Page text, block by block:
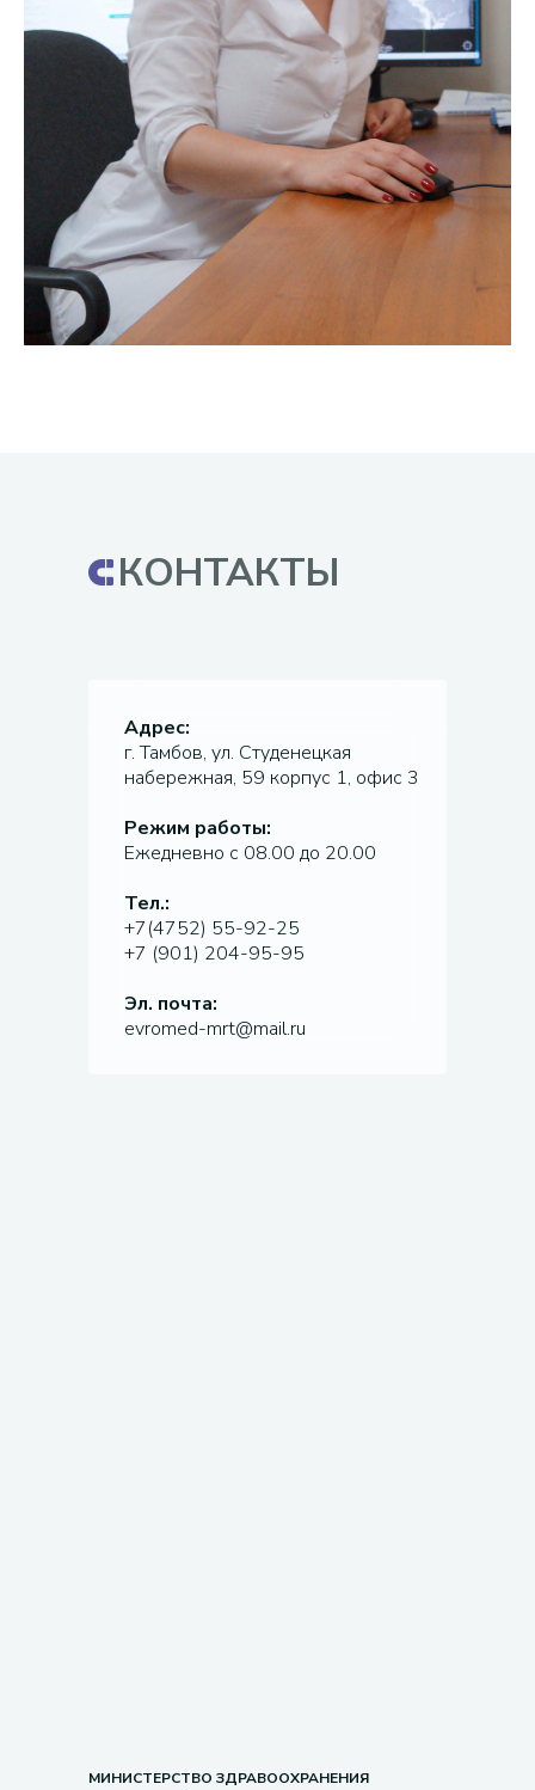
КОНТАКТЫ
Адрес:
г. Тамбов, ул. Студенецкая
набережная, 59 корпус 1, офис 3
Режим работы:
Ежедневно с 08.00 до 20.00
Тел.:
+7(4752) 55-92-25
+7 (901) 204-95-95
Эл. почта:
evromed-mrt@mail.ru
МИНИСТЕРСТВО ЗДРАВООХРАНЕНИЯ